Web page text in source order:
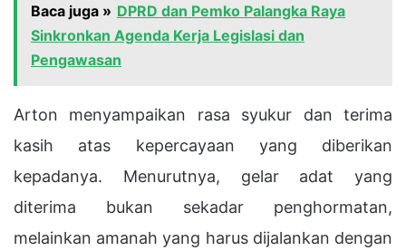
Baca juga » DPRD dan Pemko Palangka Raya
Sinkronkan Agenda Kerja Legislasi dan
Pengawasan
Arton menyampaikan rasa syukur dan terima
kasih atas kepercayaan yang diberikan
kepadanya. Menurutnya, gelar adat yang
diterima bukan sekadar penghormatan,
melainkan amanah yang harus dijalankan dengan